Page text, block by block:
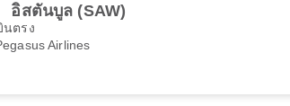
อิสตันบูล (SAW)
นตรง
Airlines